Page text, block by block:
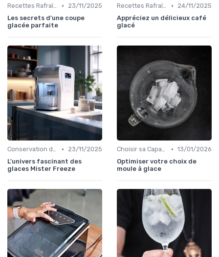
Recettes Rafraîchissantes •
23/11/2025
Les secrets d'une coupe
glacée parfaite
Recettes Rafraîchissantes •
24/11/2025
Appréciez un délicieux café
glacé
Conservation des Glaçons •
23/11/2025
L'univers fascinant des
glaces Mister Freeze
Choisir sa Capacité • 13/01/2026
Optimiser votre choix de
moule à glace